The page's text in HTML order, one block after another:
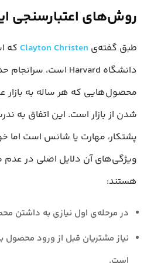
روش‌های اعتبارسنجی
طبق گفته‌ی Clayton Christen که
محصول‌هایی که هر ساله به بازار
شدن از بازار است. این اتفاق به
پشتکار، مهارت یا شانس است
ویژگی‌‌های آن دلایل اصلی در
هستند:
در مرحله‌ی اول نیازی به داشتن
نیاز مشتریان قبل از ورود محصول به
است.